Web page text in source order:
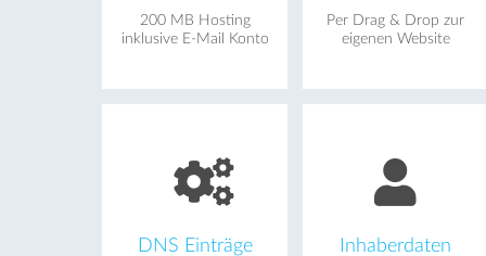
200 MB Hosting
inklusive E-Mail Konto
Per Drag & Drop zur
eigenen Website
DNS Einträge
Inhaberdaten